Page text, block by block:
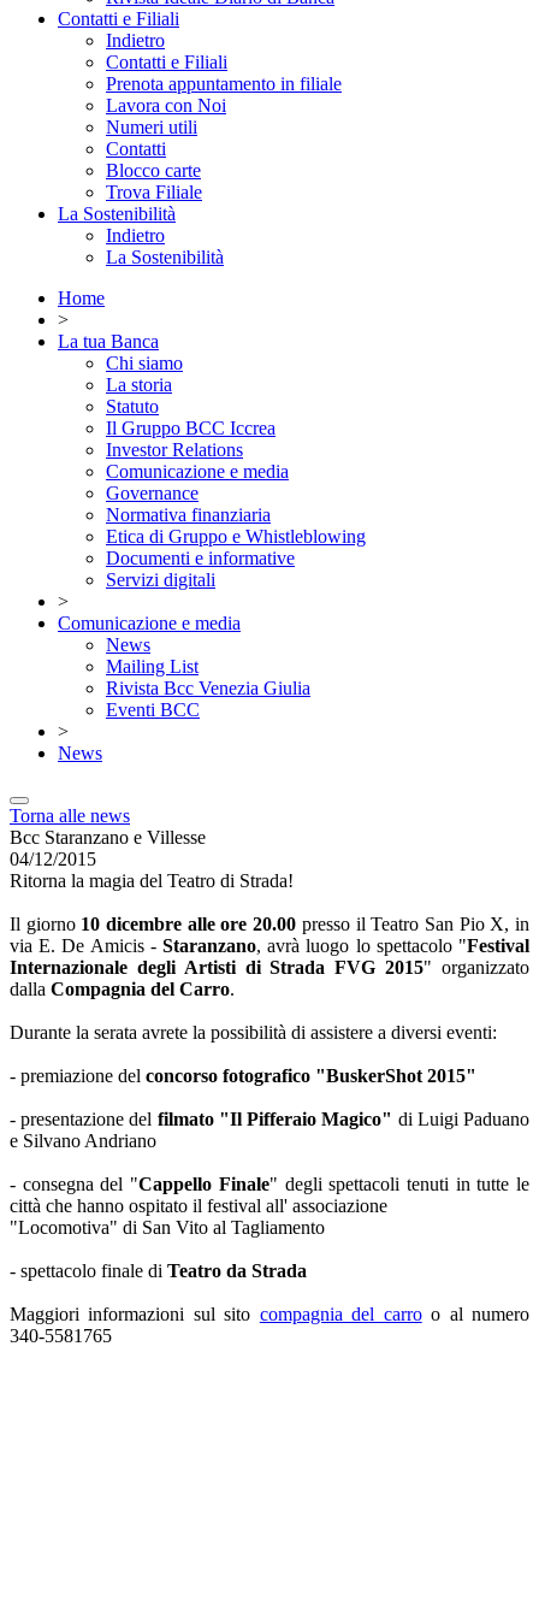
Contatti e Filiali
Indietro
Contatti e Filiali
Prenota appuntamento in filiale
Lavora con Noi
Numeri utili
Contatti
Blocco carte
Trova Filiale
La Sostenibilità
Indietro
La Sostenibilità
Home
>
La tua Banca
Chi siamo
La storia
Statuto
Il Gruppo BCC Iccrea
Investor Relations
Comunicazione e media
Governance
Normativa finanziaria
Etica di Gruppo e Whistleblowing
Documenti e informative
Servizi digitali
>
Comunicazione e media
News
Mailing List
Rivista Bcc Venezia Giulia
Eventi BCC
>
News
Torna alle news
Bcc Staranzano e Villesse
04/12/2015
Ritorna la magia del Teatro di Strada!
Il giorno 10 dicembre alle ore 20.00 presso il Teatro San Pio X, in
via E. De Amicis - Staranzano, avrà luogo lo spettacolo "Festival
Internazionale degli Artisti di Strada FVG 2015" organizzato
dalla Compagnia del Carro.
Durante la serata avrete la possibilità di assistere a diversi eventi:
- premiazione del concorso fotografico "BuskerShot 2015"
- presentazione del filmato "Il Pifferaio Magico" di Luigi Paduano
e Silvano Andriano
- consegna del "Cappello Finale" degli spettacoli tenuti in tutte le
città che hanno ospitato il festival all' associazione
"Locomotiva" di San Vito al Tagliamento
- spettacolo finale di Teatro da Strada
Maggiori informazioni sul sito compagnia del carroo al numero
340-5581765